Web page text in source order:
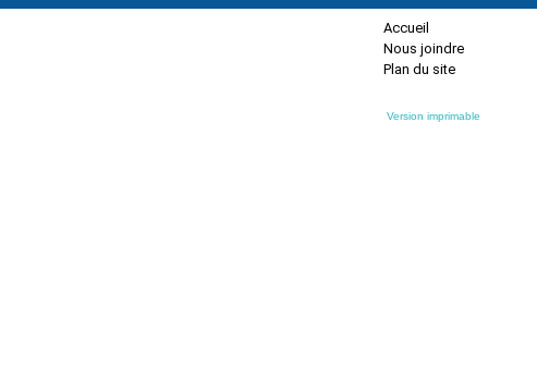
Accueil
Nous joindre
Plan du site
Version imprimable